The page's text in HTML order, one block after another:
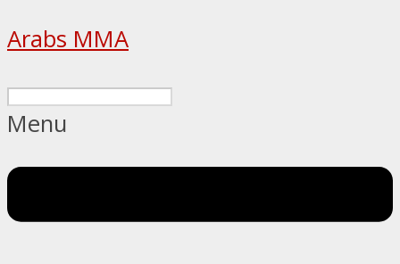
Arabs MMA
Menu